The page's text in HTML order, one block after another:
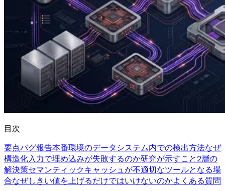
目次
要点バグ報告本番環境のデータシステム内での検出方法なぜ
構造化入力で埋め込みが失敗するのか研究が示すこと2層の
解決策セマンティックキャッシュが不適切なツールとなる場
合なぜしきい値を上げるだけではいけないのかよくある質問